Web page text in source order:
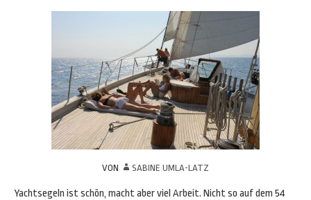
VON SABINE UMLA-LATZ
Yachtsegeln ist schön, macht aber viel Arbeit. Nicht so auf dem 54